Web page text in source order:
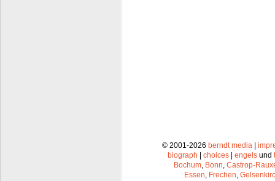
© 2001-2026 berndt media |
biograph | choices | engels und
Bochum Bonn Castrop-
Essen Frechen